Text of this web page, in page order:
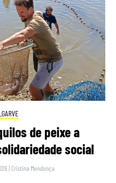
de peixe a
social
| Cristina Mendonça